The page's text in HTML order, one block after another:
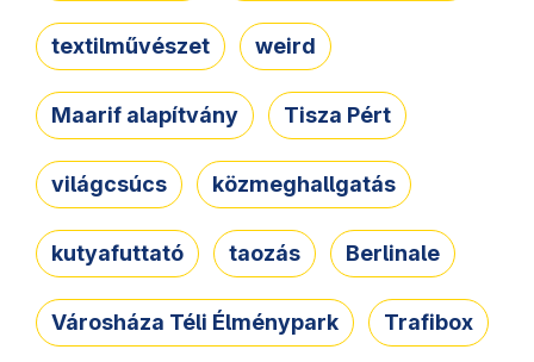
textilművészet weird
Maarif alapítvány Tisza Pért
világcsúcs közmeghallgatás
kutyafuttató taozás Berlinale
Városháza Téli Élménypark Trafibox